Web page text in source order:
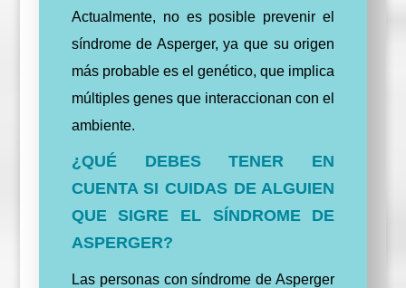
Actualmente, no es posible prevenir el
síndrome de Asperger, ya que su origen
más probable es el genético, que implica
múltiples genes que interaccionan con el
ambiente.
¿QUÉ DEBES TENER EN
CUENTA SI CUIDAS DE ALGUIEN
QUE SIGRE EL SÍNDROME DE
ASPERGER?
Las personas con síndrome de Asperger